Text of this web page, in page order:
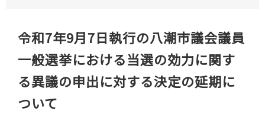
令和7年9月7日執行の八潮市議会議員
一般選挙における当選の効力に関す
る異議の申出に対する決定の延期に
ついて